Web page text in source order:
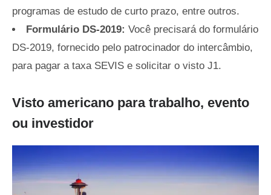
programas de estudo de curto prazo, entre outros.
Formulário DS-2019: Você precisará do formulário
DS-2019, fornecido pelo patrocinador do intercâmbio,
para pagar a taxa SEVIS e solicitar o visto J1.
Visto americano para trabalho, evento
ou investidor